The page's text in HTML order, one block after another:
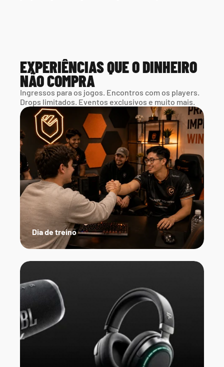
EXPERIÊNCIAS QUE O DINHEIRO
NÃO COMPRA
Ingressos para os jogos. Encontros com os players.
Drops limitados. Eventos exclusivos e muito mais.
Dia de treino